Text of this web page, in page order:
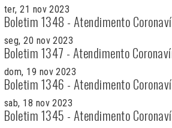
ter, 21 nov 2023
Boletim 1348 - Atendimento
seg, 20 nov 2023
Boletim 1347 - Atendimento
dom, 19 nov 2023
Boletim 1346 - Atendimento
sab, 18 nov 2023
Boletim 1345 - Atendimento